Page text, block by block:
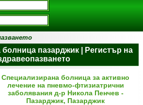
пазарджик | Регистър на
Специализирана болница за активно
лечение на пневмо-фтизиатрични
заболявания д-р Никола Пенчев -
Пазарджик, Пазарджик